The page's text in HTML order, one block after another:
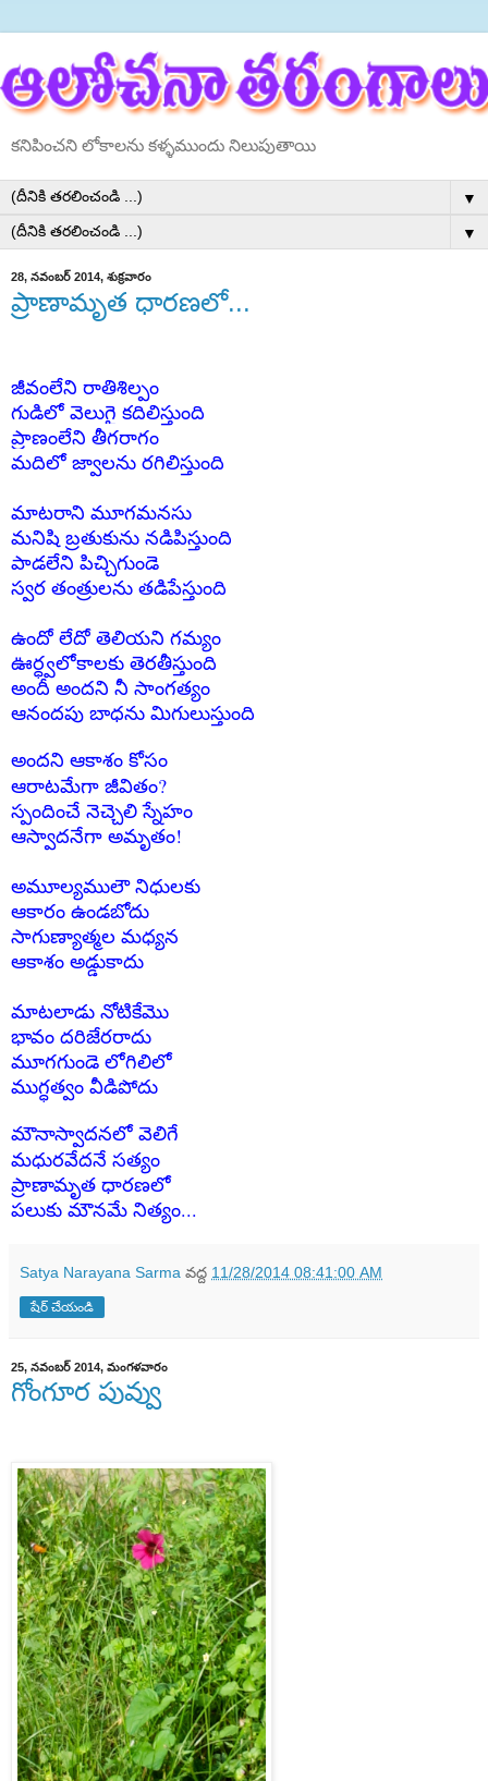
కనిపించని లోకాలను కళ్ళముందు నిలుపుతాయి
▼
▼
28, నవంబర్ 2014, శుక్రవారం
ప్రాణామృత ధారణలో...
గుడిలో వెలుగై కదిలిస్తుంది
ప్రాణంలేని తీగరాగం
మదిలో జ్వాలను రగిలిస్తుంది
మాటరాని మూగమనసు
మనిషి బ్రతుకును నడిపిస్తుంది
పాడలేని పిచ్చిగుండె
స్వర తంత్రులను తడిపేస్తుంది
ఉందో లేదో తెలియని గమ్యం
ఊర్ధ్వలోకాలకు తెరతీస్తుంది
అందీ అందని నీ సాంగత్యం
ఆనందపు బాధను మిగులుస్తుంది
అందని ఆకాశం కోసం
?ఆరాటమేగా జీవితం
స్పందించే నెచ్చెలి స్నేహం
!ఆస్వాదనేగా అమృతం
అమూల్యములౌ నిధులకు
ఆకారం ఉండబోదు
సాగుణ్యాత్మల మధ్యన
ఆకాశం అడ్డుకాదు
మాటలాడు నోటికేమొ
భావం దరిజేరరాదు
మూగగుండె లోగిలిలో
ముగ్ధత్వం వీడిపోదు
మౌనాస్వాదనలో వెలిగే
మధురవేదనే సత్యం
ప్రాణామృత ధారణలో
...పలుకు మౌనమే నిత్యం
Satya Narayana Sarma వద్ద 11/28/2014 08:41:00 AM
షేర్ చేయండి
25, నవంబర్ 2014, మంగళవారం
గోంగూర పువ్వు